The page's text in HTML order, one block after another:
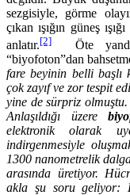
sezgisiyle, görme
çıkan ışığın güneş
anlatır.[2] Öte
“biyofoton”dan
fare beyinin belli başlı
çok zayıf ve zor tespit
yine de sürpriz
Anlaşıldığı üzere
elektronik olarak
indirgenmesiyle
1300 nanometrelik
arasında üretiyor.
akla şu soru geliyor: